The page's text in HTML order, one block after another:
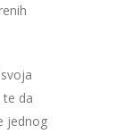
da
jednog